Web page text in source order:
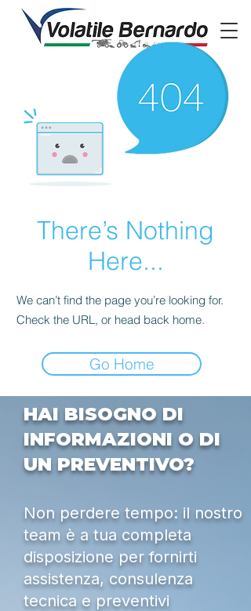
There’s Nothing
Here...
We can’t find the page you’re looking for.
Check the URL, or head back home.
Go Home
HAI BISOGNO DI
INFORMAZIONI O DI
UN PREVENTIVO?
Non perdere tempo: il nostro
team è a tua completa
disposizione per fornirti
assistenza, consulenza
tecnica e preventivi